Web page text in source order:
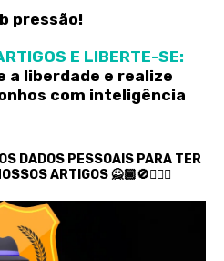
pressão!
E LIBERTE-SE:
a liberdade e realize
com inteligência
DADOS PESSOAIS PARA TER
ARTIGOS 🙅🏾🚫🙅🏿‍♂️